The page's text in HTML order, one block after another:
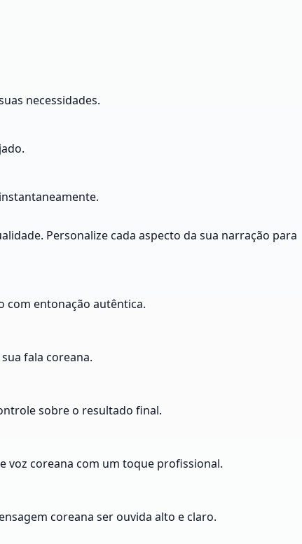
necessidades.
Personalize cada aspecto da sua narração para
com entonação autêntica.
fala coreana.
sobre o resultado final.
voz coreana com um toque profissional.
coreana ser ouvida alto e claro.